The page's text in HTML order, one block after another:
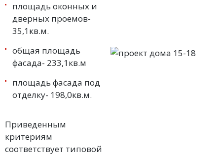
площадь оконных и
дверных проемов-
35,1кв.м.
общая площадь
фасада- 233,1кв.м
площадь фасада под
отделку- 198,0кв.м.
Приведенным
критериям
соответствует типовой